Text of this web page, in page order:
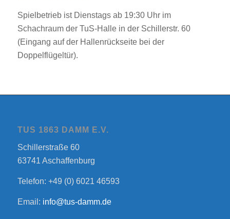
Spielbetrieb ist Dienstags ab 19:30 Uhr im
Schachraum der TuS-Halle in der Schillerstr. 60
(Eingang auf der Hallenrückseite bei der
Doppelflügeltür).
TUS 1863 DAMM E.V.
Schillerstraße 60
63741 Aschaffenburg
Telefon: +49 (0) 6021 46593
Email: info@tus-damm.de